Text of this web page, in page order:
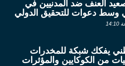
العنف ضد المدنيين في
وسط دعوات للتحقيق الدولي
يفكك شبكة للمخدرات
من الكوكايين والمؤثرات